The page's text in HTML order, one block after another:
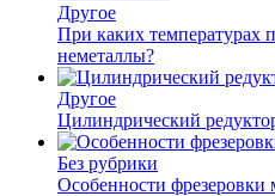
Другое
При каких температурах
неметаллы?
Другое
Цилиндрический
Без рубрики
Особенности фрезеровки